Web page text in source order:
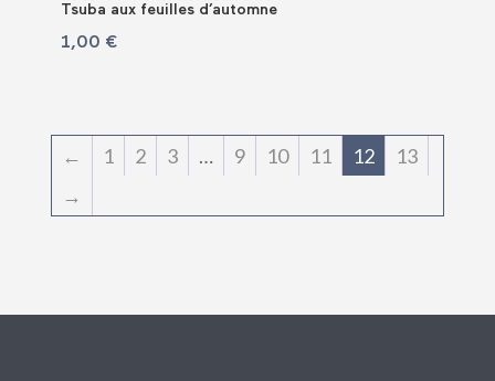
Tsuba aux feuilles d’automne
1,00 €
← 1 2 3 … 9 10 11 12
13
→